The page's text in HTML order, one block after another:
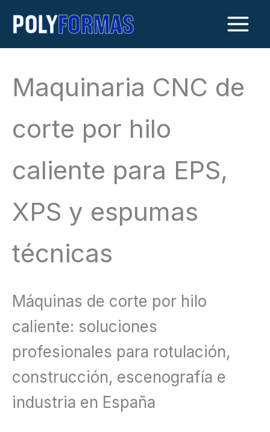
Maquinaria CNC de
corte por hilo
caliente para EPS,
XPS y espumas
técnicas
Máquinas de corte por hilo
caliente: soluciones
profesionales para rotulación,
construcción, escenografía e
industria en España